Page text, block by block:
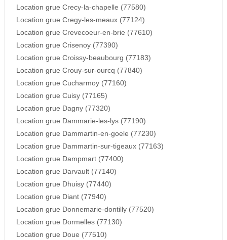
Location grue Crecy-la-chapelle (77580)
Location grue Cregy-les-meaux (77124)
Location grue Crevecoeur-en-brie (77610)
Location grue Crisenoy (77390)
Location grue Croissy-beaubourg (77183)
Location grue Crouy-sur-ourcq (77840)
Location grue Cucharmoy (77160)
Location grue Cuisy (77165)
Location grue Dagny (77320)
Location grue Dammarie-les-lys (77190)
Location grue Dammartin-en-goele (77230)
Location grue Dammartin-sur-tigeaux (77163)
Location grue Dampmart (77400)
Location grue Darvault (77140)
Location grue Dhuisy (77440)
Location grue Diant (77940)
Location grue Donnemarie-dontilly (77520)
Location grue Dormelles (77130)
Location grue Doue (77510)